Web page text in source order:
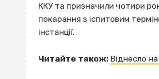
ККУ та призначили чотири
покарання з іспитовим
інстанції.
Читайте також: Віднесло